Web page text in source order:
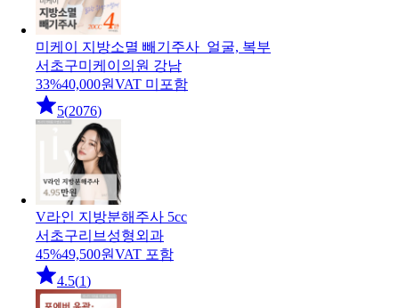
미케이 지방소멸 빼기주사_얼굴, 복부
서초구미케이의원 강남
33%40,000원VAT 미포함
5(2076)
V라인 지방분해주사 5cc
서초구리브성형외과
45%49,500원VAT 포함
4.5(1)